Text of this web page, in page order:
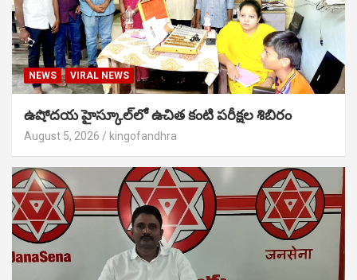
NEWS VIRAL NEWS
ఉషోదయ హైస్కూల్‌లో ఉచిత కంటి పరీక్షల శిబిరం
August 5, 2026 kingofandhra